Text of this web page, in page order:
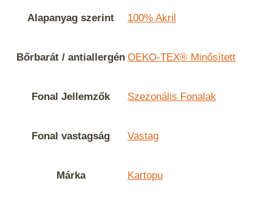
Alapanyag szerint 100% Akril
Bőrbarát / antiallergén OEKO-TEX® Minősített
Fonal Jellemzők Szezonális Fonalak
Fonal vastagság Vastag
Márka Kartopu